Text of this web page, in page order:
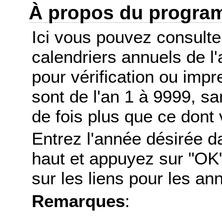
À propos du
Ici vous pouvez
calendriers annuels de
pour vérification ou
sont de l'an 1 à 9999,
de fois plus que ce dont
Entrez l'année désirée
haut et appuyez sur
sur les liens pour les
Remarques: